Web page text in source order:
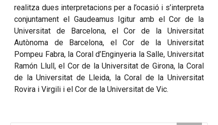
realitza dues interpretacions per a l’ocasió i s’interpreta
conjuntament el Gaudeamus Igitur amb el Cor de la
Universitat de Barcelona, el Cor de la Universitat
Autònoma de Barcelona, el Cor de la Universitat
Pompeu Fabra, la Coral d’Enginyeria la Salle, Universitat
Ramón Llull, el Cor de la Universitat de Girona, la Coral
de la Universitat de Lleida, la Coral de la Universitat
Rovira i Virgili i el Cor de la Universitat de Vic.